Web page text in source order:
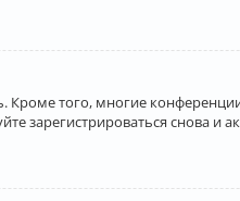
того, многие
снова и